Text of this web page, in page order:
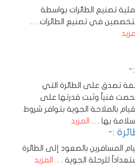
تصنيع الطائرات بواسطة
في تصنيع الطائرات . ...
تصدق على الطائرة التي
فنياً وثبت قدرتها على
بالملاحة الجوية بتوافر شروط
بها . ... المزيد
:-
المسافرين بالصعود إلى الطائرة
للرحلة الجوية . ... المزيد